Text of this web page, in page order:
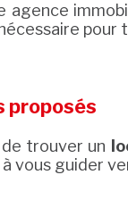
agence
pour
proposés
trouver un
vous guider